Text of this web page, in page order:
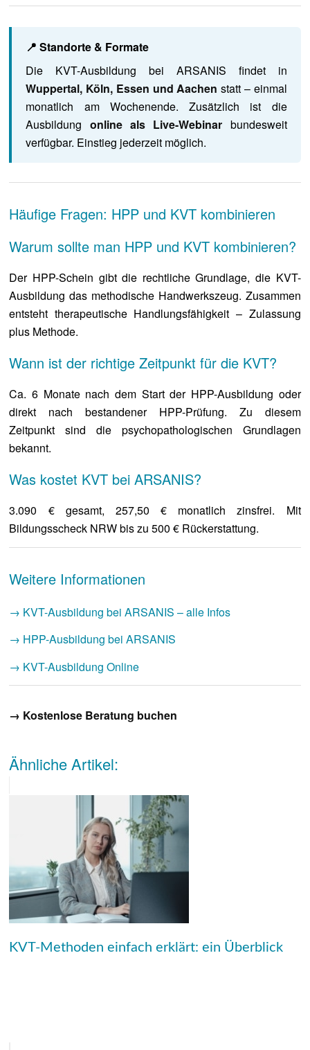
📍 Standorte & Formate
Die KVT-Ausbildung bei ARSANIS findet in
Wuppertal, Köln, Essen und Aachen statt – einmal
monatlich am Wochenende. Zusätzlich ist die
Ausbildung online als Live-Webinar bundesweit
verfügbar. Einstieg jederzeit möglich.
Häufige Fragen: HPP und KVT kombinieren
Warum sollte man HPP und KVT kombinieren?
Der HPP-Schein gibt die rechtliche Grundlage, die KVT-
Ausbildung das methodische Handwerkszeug. Zusammen
entsteht therapeutische Handlungsfähigkeit – Zulassung
plus Methode.
Wann ist der richtige Zeitpunkt für die KVT?
Ca. 6 Monate nach dem Start der HPP-Ausbildung oder
direkt nach bestandener HPP-Prüfung. Zu diesem
Zeitpunkt sind die psychopathologischen Grundlagen
bekannt.
Was kostet KVT bei ARSANIS?
3.090 € gesamt, 257,50 € monatlich zinsfrei. Mit
Bildungsscheck NRW bis zu 500 € Rückerstattung.
Weitere Informationen
→ KVT-Ausbildung bei ARSANIS – alle Infos
→ HPP-Ausbildung bei ARSANIS
→ KVT-Ausbildung Online
→ Kostenlose Beratung buchen
Ähnliche Artikel:
KVT-Methoden einfach erklärt: ein Überblick